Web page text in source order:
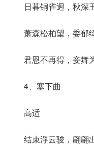
日暮铜雀迥，秋深玉
萧森松柏望，委郁绮
君恩不再得，妾舞为
4、塞下曲
高适
结束浮云骏，翩翩出